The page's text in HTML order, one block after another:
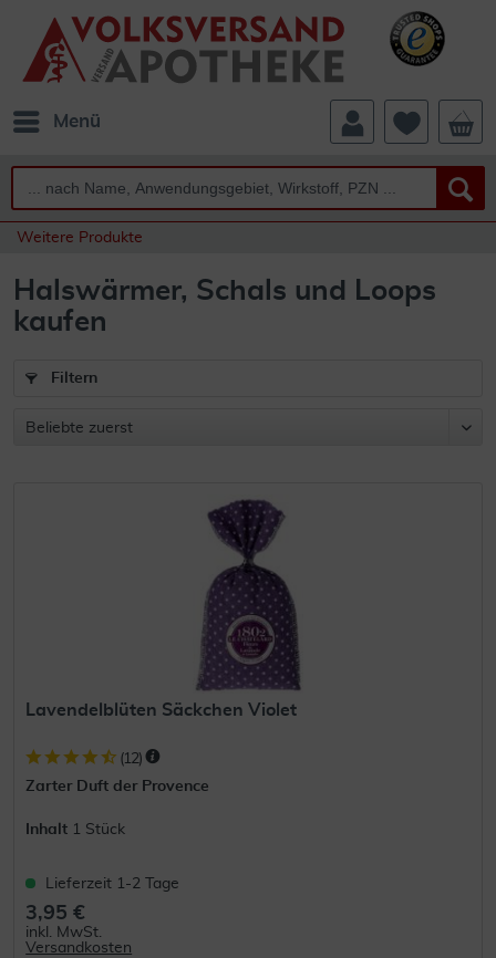
Menü
Weitere Produkte
Halswärmer, Schals und Loops
kaufen
Filtern
Lavendelblüten Säckchen Violet
(12)
Zarter Duft der Provence
Inhalt 1 Stück
Lieferzeit 1-2 Tage
3,95 €
inkl. MwSt.
Versandkosten